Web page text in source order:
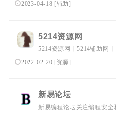
己做的全网免费外挂,辅助
2023-04-18 [辅助]
5214资源网
5214资源网丨5214辅助网
网
2022-02-20 [资源]
新易论坛
新易编程论坛关注编程安